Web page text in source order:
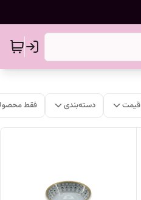
قیمت دسته‌بندی فقط